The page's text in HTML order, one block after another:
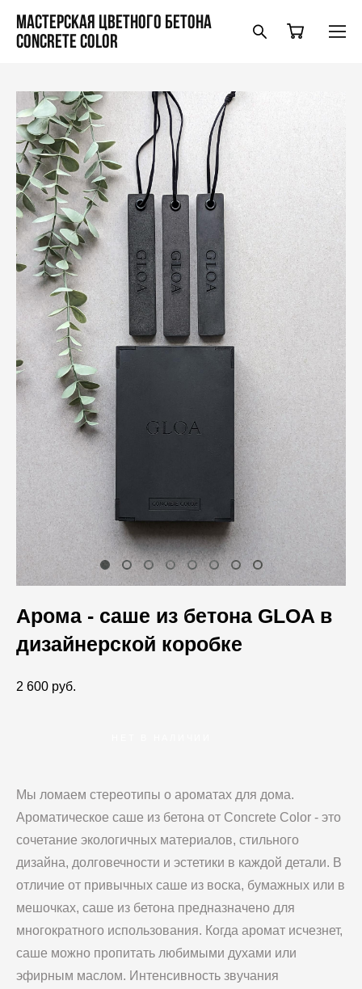
Мастерская цветного бетона
Concrete Color
Арома - саше из бетона GLOA в
дизайнерской коробке
2 600 pуб.
Мы ломаем стереотипы о ароматах для дома.
Ароматическое саше из бетона от Concrete Color - это
сочетание экологичных материалов, стильного
дизайна, долговечности и эстетики в каждой детали. В
отличие от привычных саше из воска, бумажных или в
мешочках, саше из бетона предназначено для
многократного использования. Когда аромат исчезнет,
саше можно пропитать любимыми духами или
эфирным маслом. Интенсивность звучания